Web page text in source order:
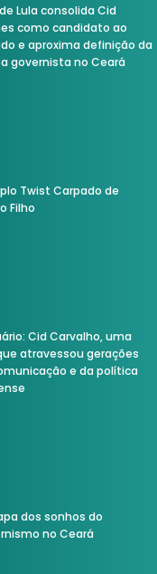
Lula consolida Cid
como candidato ao
e aproxima definição da
governista no Ceará
Twist Carpado de
Filho
Cid Carvalho, uma
atravessou gerações
e da política
dos sonhos do
no Ceará